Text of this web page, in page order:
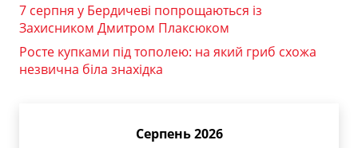
7 серпня у Бердичеві попрощаються із
Захисником Дмитром Плаксюком
Росте купками під тополею: на який гриб схожа
незвична біла знахідка
Серпень 2026